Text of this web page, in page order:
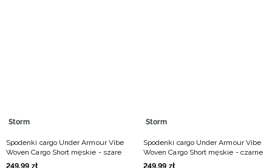
Storm
Spodenki cargo Under Armour Vibe
Woven Cargo Short męskie - szare
249,99 zł
Storm
Spodenki cargo Under Armour Vibe
Woven Cargo Short męskie - czarne
249,99 zł